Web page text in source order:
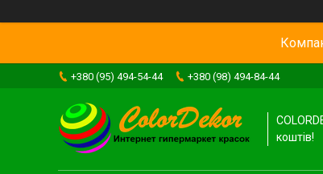
+380 (95) 494-54-44 +380 (98) 494-84-44
коштів!